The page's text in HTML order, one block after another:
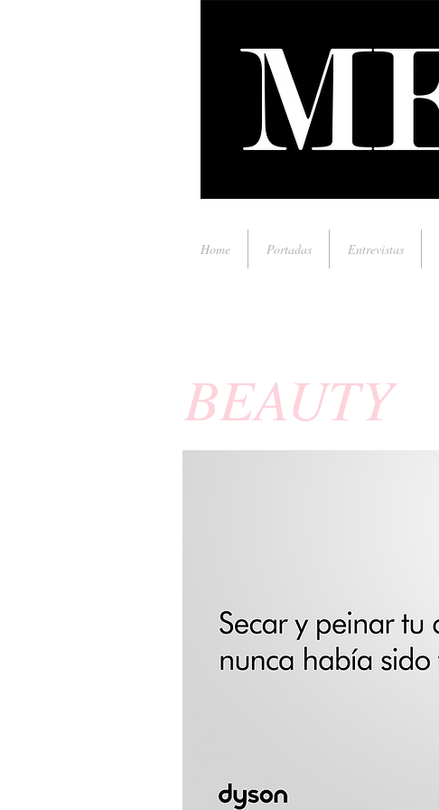
Home Portadas Entrevistas
BEAUTY